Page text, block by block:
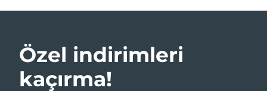
Özel indirimleri
kaçırma!